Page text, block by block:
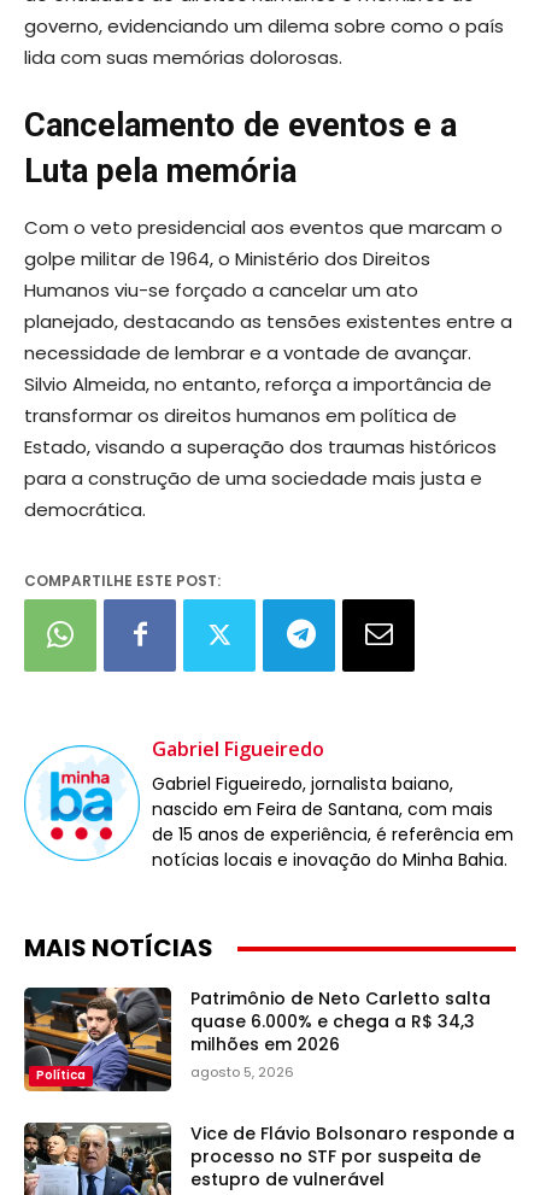
governo, evidenciando um dilema sobre como o país
lida com suas memórias dolorosas.
Cancelamento de eventos e a
Luta pela memória
Com o veto presidencial aos eventos que marcam o
golpe militar de 1964, o Ministério dos Direitos
Humanos viu-se forçado a cancelar um ato
planejado, destacando as tensões existentes entre a
necessidade de lembrar e a vontade de avançar.
Silvio Almeida, no entanto, reforça a importância de
transformar os direitos humanos em política de
Estado, visando a superação dos traumas históricos
para a construção de uma sociedade mais justa e
democrática.
COMPARTILHE ESTE POST:
Gabriel Figueiredo
Gabriel Figueiredo, jornalista baiano,
nascido em Feira de Santana, com mais
de 15 anos de experiência, é referência em
notícias locais e inovação do Minha Bahia.
MAIS NOTÍCIAS
Política
Patrimônio de Neto Carletto salta
quase 6.000% e chega a R$ 34,3
milhões em 2026
agosto 5, 2026
Vice de Flávio Bolsonaro responde a
processo no STF por suspeita de
estupro de vulnerável